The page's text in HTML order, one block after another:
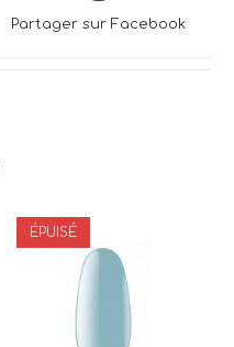
Partager sur Facebook
ÉPUISÉ